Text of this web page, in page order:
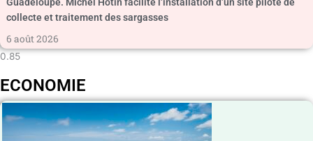
collecte et traitement des sargasses
6 août 2026
ECONOMIE